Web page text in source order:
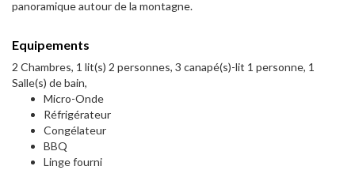
panoramique autour de la montagne.
Equipements
2 Chambres, 1 lit(s) 2 personnes, 3 canapé(s)-lit 1 personne, 1
Salle(s) de bain,
Micro-Onde
Réfrigérateur
Congélateur
BBQ
Linge fourni